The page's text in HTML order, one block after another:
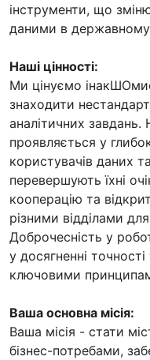
інструменти, що
даними в державному
Наші цінності:
Ми цінуємо
знаходити
аналітичних завдань.
проявляється у
користувачів даних
перевершують їхні
кооперацію та
різними відділами
Доброчесність у
у досягненні
ключовими
Ваша основна місія:
Ваша місія - стати
бізнес-потребами,